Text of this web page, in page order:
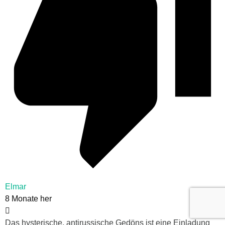
Elmar
8 Monate her
Das hysterische, antirussische Gedöns ist eine Einladung